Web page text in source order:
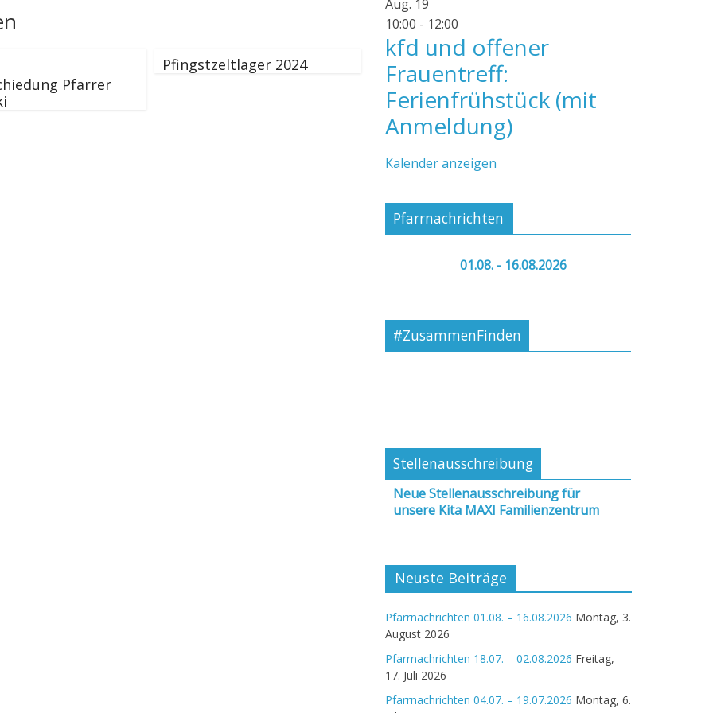
Pfarrer
Pfingstzeltlager 2024
Aug. 19
10:00 - 12:00
kfd und offener
Frauentreff:
Ferienfrühstück (mit
Anmeldung)
Kalender anzeigen
Pfarrnachrichten
01.08. - 16.08.2026
#ZusammenFinden
Stellenausschreibung
Neue Stellenausschreibung für
unsere Kita MAXI Familienzentrum
Neuste Beiträge
Pfarrnachrichten 01.08. – 16.08.2026 Montag, 3.
August 2026
Pfarrnachrichten 18.07. – 02.08.2026 Freitag,
17. Juli 2026
Pfarrnachrichten 04.07. – 19.07.2026 Montag, 6.